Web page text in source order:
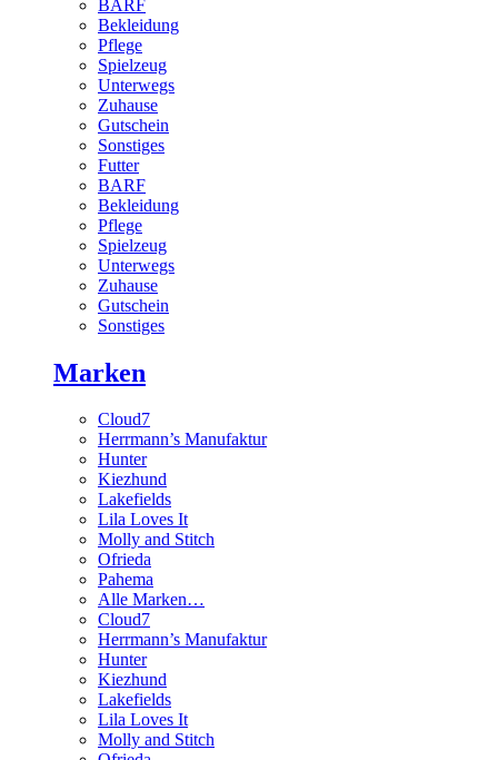
BARF
Bekleidung
Pflege
Spielzeug
Unterwegs
Zuhause
Gutschein
Sonstiges
Futter
BARF
Bekleidung
Pflege
Spielzeug
Unterwegs
Zuhause
Gutschein
Sonstiges
Marken
Cloud7
Herrmann’s Manufaktur
Hunter
Kiezhund
Lakefields
Lila Loves It
Molly and Stitch
Ofrieda
Pahema
Alle Marken…
Cloud7
Herrmann’s Manufaktur
Hunter
Kiezhund
Lakefields
Lila Loves It
Molly and Stitch